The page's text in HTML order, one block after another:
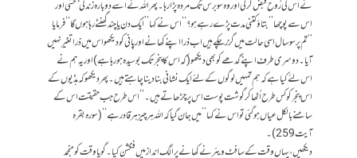
نے اس کی رُوح قبض کرلی اور وہ سو برس تک مردہ پڑا رہا۔ پھر اللہ نے اسے دوبارہ زندگی بخشی اور
اس سے پوچھا ’’بتاؤ کتنی مدت پڑے رہے ہو؟‘ ‘ اس نے کہا ’’ایک دن یا چند گھنٹے رہا ہوں گا‘‘ فرمایا
’’تم پر سو سال اسی حالت میں گزر چکے ہیں اب ذرا اپنے کھانے اور پانی کو دیکھو اس میں ذرا تغیّر نہیں
آیا۔ دوسری طرف اپنے گدھے کو بھی دیکھو ( کہ اس کا پنجر تک بوسیدہ ہورہا ہے ) اور یہ ہم نے
اس لئے کیا ہے کہ ہم تمہیں لوگوں کے لئے ایک نشانی بنا دینا چاہتے ہیں۔ پھر دیکھو کہ ہڈیوں کے
اس پنجر کو کس طرح اُٹھا کر گوشت پوست اس پر چڑھاتے ہیں۔‘‘ اس طرح جب حقیقت اس کے
سامنے بالکل عیاں ہوگئی تو اس نے کہا ’’ میں جان گیا کہ اللہ ہر چیز ہر قادر ہے ‘ ‘ (سورہ بقرہ
آیت 259) ۔
دیکھیں، یہاں وقت کے سافٹ ویئر نےکھانے پر الگ انداز میں فنکشن کیا۔گویا وقت کو منجمد